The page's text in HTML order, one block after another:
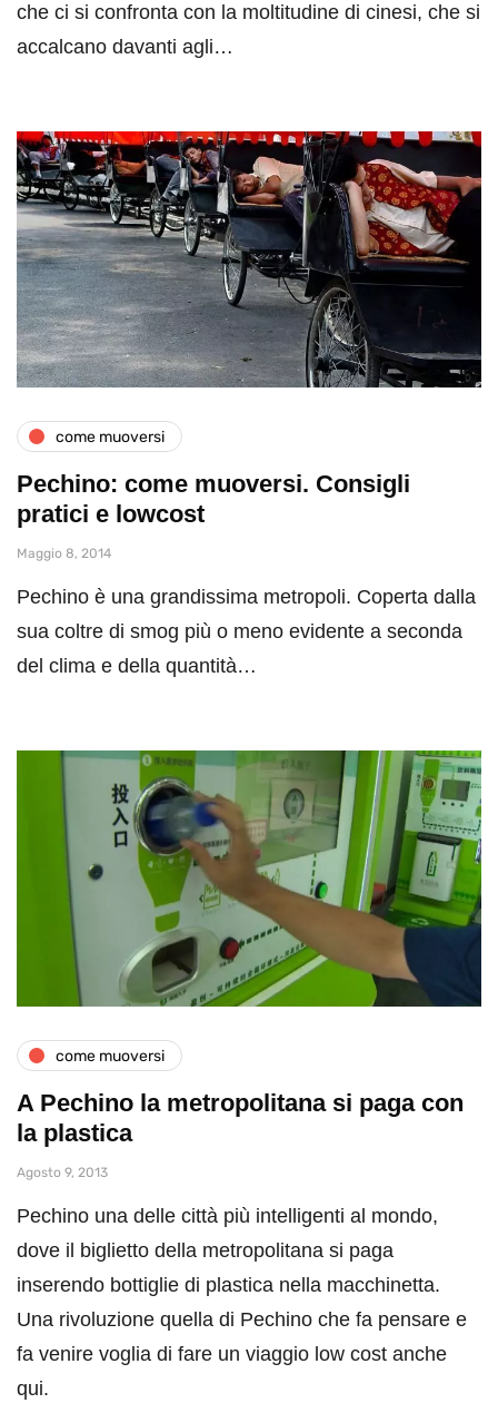
che ci si confronta con la moltitudine di cinesi, che si
accalcano davanti agli…
come muoversi
Pechino: come muoversi. Consigli
pratici e lowcost
Maggio 8, 2014
Pechino è una grandissima metropoli. Coperta dalla
sua coltre di smog più o meno evidente a seconda
del clima e della quantità…
come muoversi
A Pechino la metropolitana si paga con
la plastica
Agosto 9, 2013
Pechino una delle città più intelligenti al mondo,
dove il biglietto della metropolitana si paga
inserendo bottiglie di plastica nella macchinetta.
Una rivoluzione quella di Pechino che fa pensare e
fa venire voglia di fare un viaggio low cost anche
qui.